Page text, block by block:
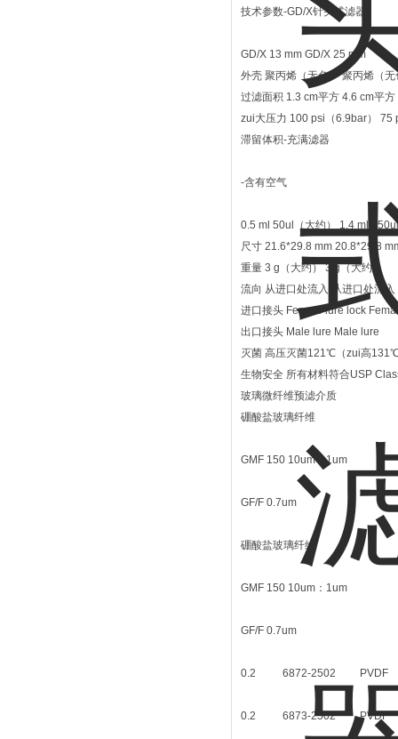
技术参数-GD/X针头式滤器
GD/X 13 mm GD/X 25 mm
外壳 聚丙烯（无色） 聚丙烯（无
过滤面积 1.3 cm平方 4.6 cm平方
zui大压力 100 psi（6.9bar） 75
滞留体积-充满滤器
-含有空气
0.5 ml 50ul（大约） 1.4 ml
尺寸 21.6*29.8 mm 20.8*29.8
重量 3 g（大约） 3 g（大约）
流向 从进口处流入 从进口处流入
进口接头 Female lure lock
出口接头 Male lure Male lure
灭菌 高压灭菌121℃（zui高
生物安全 所有材料符合USP
玻璃微纤维预滤介质
硼酸盐玻璃纤维
GMF 150 10um：1um
GF/F 0.7um
硼酸盐玻璃纤维
GMF 150 10um：1um
GF/F 0.7um
0.2 6872-2502
0.2 6873-2502